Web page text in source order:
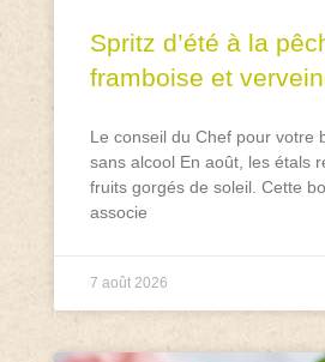
Spritz d’été à la
framboise et
Le conseil du Chef pour votre
sans alcool En août, les étals
fruits gorgés de soleil. Cette
associe
7 août 2026